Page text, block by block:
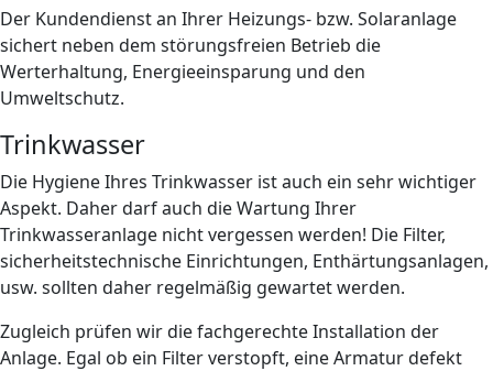
Der Kundendienst an Ihrer Heizungs- bzw. Solaranlage
sichert neben dem störungsfreien Betrieb die
Werterhaltung, Energieeinsparung und den
Umweltschutz.
Trinkwasser
Die Hygiene Ihres Trinkwasser ist auch ein sehr wichtiger
Aspekt. Daher darf auch die Wartung Ihrer
Trinkwasseranlage nicht vergessen werden! Die Filter,
sicherheitstechnische Einrichtungen, Enthärtungsanlagen,
usw. sollten daher regelmäßig gewartet werden.
Zugleich prüfen wir die fachgerechte Installation der
Anlage. Egal ob ein Filter verstopft, eine Armatur defekt